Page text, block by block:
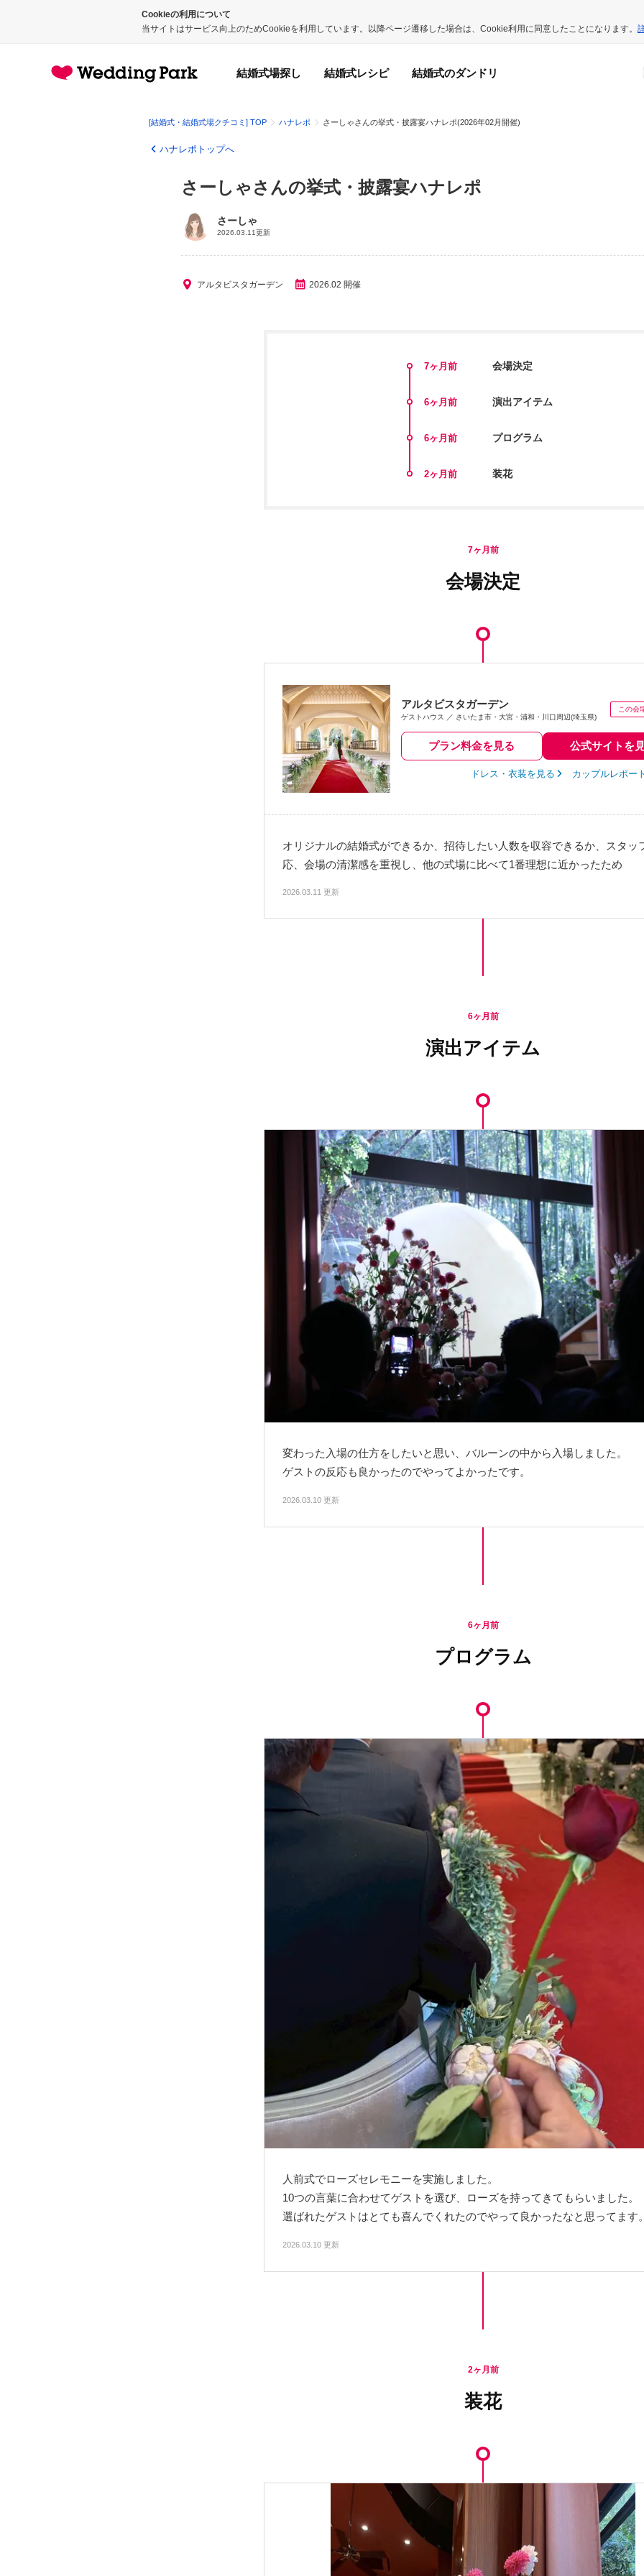
Cookieの利用について
当サイトはサービス向上のためCookieを利用しています。以降ページ遷移した場合は、Cookie利用に同意したことになります。
結婚式場探し 結婚式レシピ 結婚式のダンドリ
[結婚式・結婚式場クチコミ] TOP ハナレポ さーしゃさんの挙式・披露宴ハナレポ(2026年02月開催)
ハナレポトップへ
さーしゃさんの挙式・披露宴ハナレポ
さーしゃ
2026.03.11更新
アルタビスタガーデン 2026.02 開催
7ヶ月前 会場決定
6ヶ月前 演出アイテム
6ヶ月前 プログラム
2ヶ月前 装花
7ヶ月前
会場決定
アルタビスタガーデン
ゲストハウス さいたま市・大宮・浦和・川口周辺(埼玉県)
プラン料金を見る 公式サイトを
ドレス・衣装を見る カップルレポー
オリジナルの結婚式ができるか、招待したい人数を収容できるか、スタッ
応、会場の清潔感を重視し、他の式場に比べて1番理想に近かったため
2026.03.11 更新
6ヶ月前
演出アイテム
変わった入場の仕方をしたいと思い、バルーンの中から入場しました。
ゲストの反応も良かったのでやってよかったです。
2026.03.10 更新
6ヶ月前
プログラム
人前式でローズセレモニーを実施しました。
10つの言葉に合わせてゲストを選び、ローズを持ってきてもらいました。
選ばれたゲストはとても喜んでくれたのでやって良かったなと思ってます
2026.03.10 更新
2ヶ月前
装花